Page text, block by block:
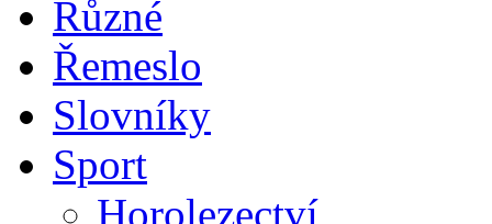
Různé
Řemeslo
Slovníky
Sport
Horolezectví